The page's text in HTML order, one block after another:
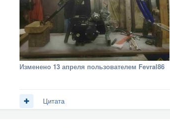
Изменено 13 апреля пользователем Fevral86
Цитата